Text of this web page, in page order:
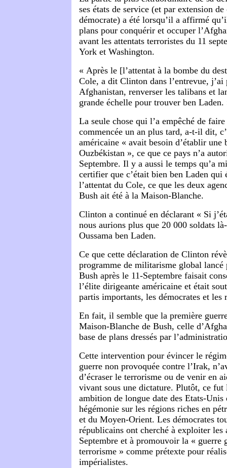
ses états de service (et par extension
démocrate) a été lorsqu’il a affirmé
plans pour conquérir et occuper
avant les attentats terroristes du 11
York et Washington.
« Après le [l’attentat à la bombe du
Cole, a dit Clinton dans l’entrevue,
Afghanistan, renverser les talibans et
grande échelle pour trouver ben Laden.
La seule chose qui l’a empêché de
commencée un an plus tard, a-t-il dit,
américaine « avait besoin d’établir une
Ouzbékistan », ce que ce pays n’a
Septembre. Il y a aussi le temps qu’a
certifier que c’était bien ben Laden qui
l’attentat du Cole, ce que les deux
Bush ait été à la Maison-Blanche.
Clinton a continué en déclarant « Si
nous aurions plus que 20 000 soldats
Oussama ben Laden.
Ce que cette déclaration de Clinton
programme de militarisme global lancé
Bush après le 11-Septembre faisait
l’élite dirigeante américaine et était
partis importants, les démocrates et les
En fait, il semble que la première
Maison-Blanche de Bush, celle
base de plans dressés par
Cette intervention pour évincer le
guerre non provoquée contre l’Irak,
d’écraser le terrorisme ou de venir en
vivant sous une dictature. Plutôt, ce fut
ambition de longue date des Etats-Unis
hégémonie sur les régions riches en
et du Moyen-Orient. Les démocrates
républicains ont cherché à exploiter les
Septembre et à promouvoir la « guerre
terrorisme » comme prétexte pour
impérialistes.